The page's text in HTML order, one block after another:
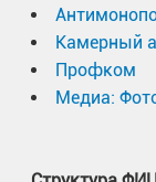
Камерный
Профком
Медиа: